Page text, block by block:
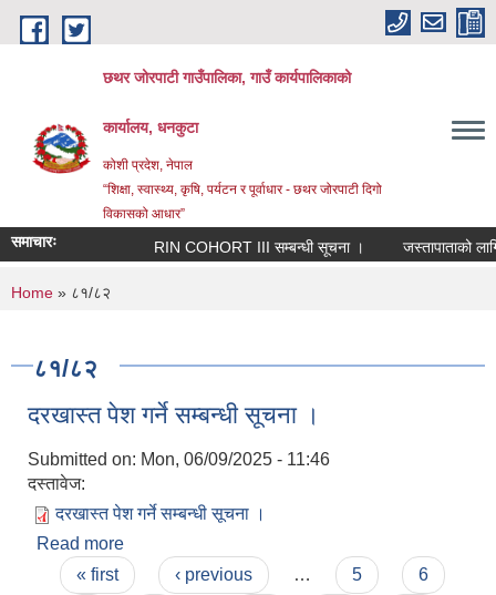
Skip to main content
छथर जोरपाटी गाउँपालिका, गाउँ कार्यपालिकाको
कार्यालय, धनकुटा
कोशी प्रदेश, नेपाल
“शिक्षा, स्वास्थ्य, कृषि, पर्यटन र पूर्वाधार - छथर जोरपाटी दिगो
विकासको आधार”
समाचारः RIN COHORT III सम्बन्धी सूचना । जस्तापाताको
You are here
Home » ८१/८२
८१/८२
दरखास्त पेश गर्ने सम्बन्धी सूचना ।
Submitted on: Mon, 06/09/2025 - 11:46
दस्तावेज:
दरखास्त पेश गर्ने सम्बन्धी सूचना ।
Read more
Pages
« first ‹ previous … 5
6